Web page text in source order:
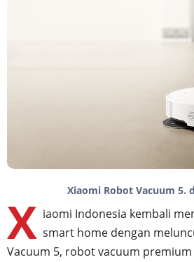
Xiaomi Robot Vacuum 5.
X iaomi Indonesia kembali
smart home dengan
Vacuum 5, robot vacuum